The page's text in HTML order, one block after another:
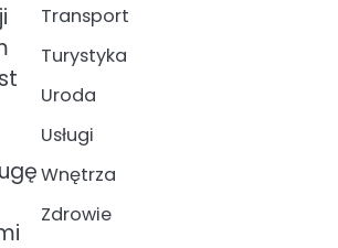
Transport
Turystyka
Uroda
Usługi
Wnętrza
Zdrowie